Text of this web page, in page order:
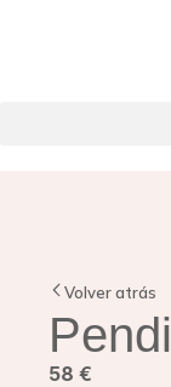
Volver atrás
58 €